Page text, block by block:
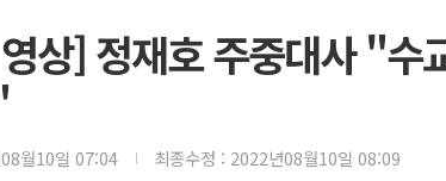
상] 정재호 주중대사 "수
월10일 07:04 최종수정 : 2022년08월10일 08:09